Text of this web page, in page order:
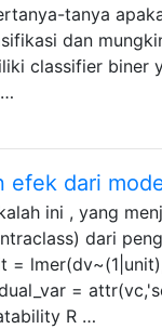
tanya
dan
classifier biner
efek dari
ini , yang
dari
=
=
R …